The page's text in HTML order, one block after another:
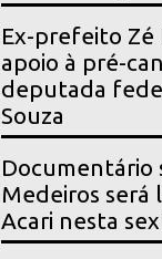
Ex-prefeito Zé
apoio à pré-
deputada
Souza
Documentário
Medeiros será
Acari nesta